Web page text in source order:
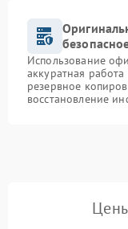
Использование
аккуратная
резервное
восстановление